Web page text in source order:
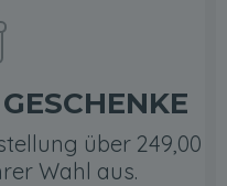
über 249,00
Wahl aus.